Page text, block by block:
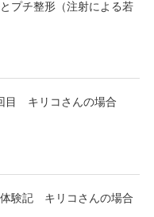
プチ整形（注射による若
目 キリコさんの場合
験記 キリコさんの場合